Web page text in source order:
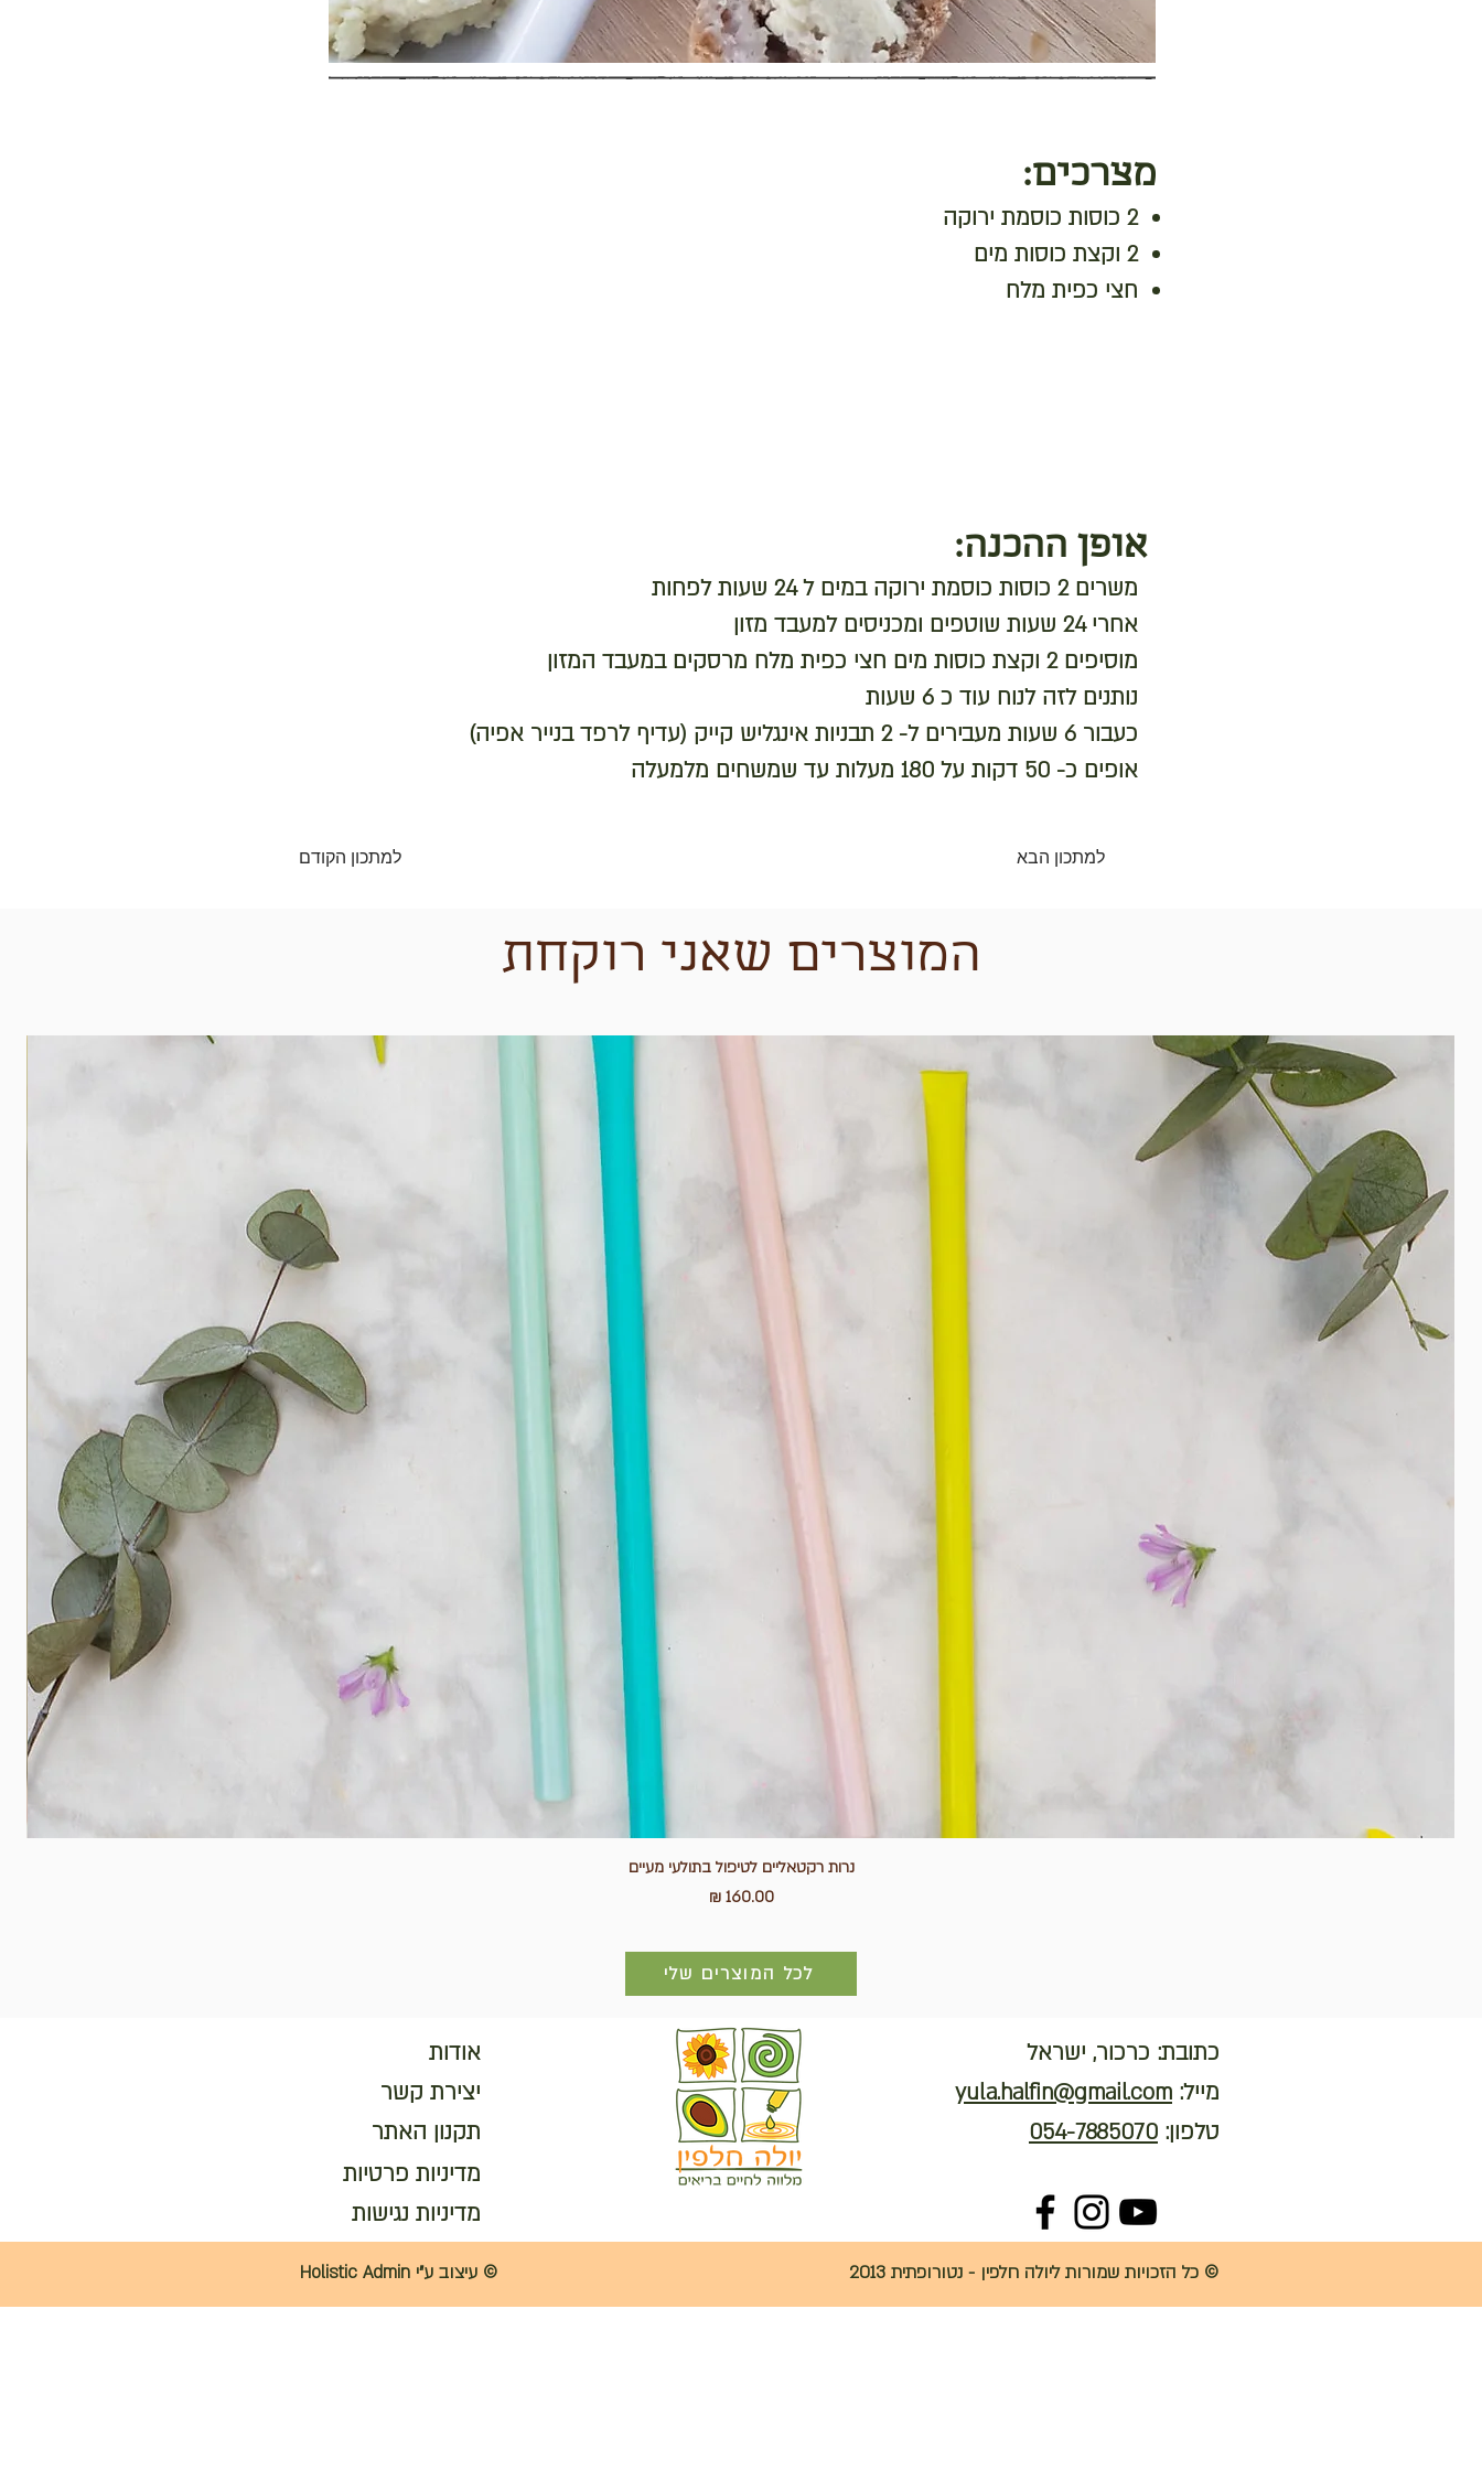
מצרכים:
2 כוסות כוסמת ירוקה
2 וקצת כוסות מים
חצי כפית מלח
אופן ההכנה:
משרים 2 כוסות כוסמת ירוקה במים ל 24 שעות לפחות
אחרי 24 שעות שוטפים ומכניסים למעבד מזון
מוסיפים 2 וקצת כוסות מים חצי כפית מלח מרסקים במעבד המזון
נותנים לזה לנוח עוד כ 6 שעות
כעבור 6 שעות מעבירים ל- 2 תבניות אינגליש קייק (עדיף לרפד בנייר אפיה)
אופים כ- 50 דקות על 180 מעלות עד שמשחים מלמעלה
למתכון הקודם למתכון הבא
המוצרים שאני רוקחת
נרות רקטאליים לטיפול בתולעי מעיים
מחיר‏160.00 ‏₪
לכל המוצרים שלי
אודות
יצירת קשר
תקנון האתר
מדיניות פרטיות
מדיניות נגישות
כתובת: כרכור, ישראל
מייל: yula.halfin@gmail.com
טלפון: 054-7885070
© עיצוב ע"י Holistic Admin © כל הזכויות שמורות ליולה חלפין - נטורופתית 2013